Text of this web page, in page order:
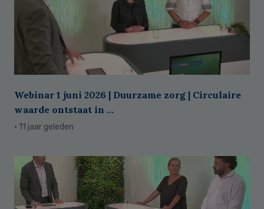
Webinar 1 juni 2026 | Duurzame zorg | Circulaire
waarde ontstaat in ...
· 11 jaar geleden